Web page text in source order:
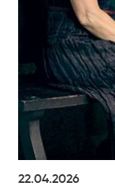
22.04.2026